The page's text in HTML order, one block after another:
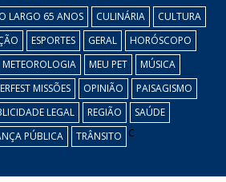
LARGO 65 ANOS CULINÁRIA
CULTURA
ESPORTES GERAL
HORÓSCOPO
METEOROLOGIA MEU PET
MÚSICA
MISSÕES OPINIÃO
PAISAGISMO
LEGAL REGIÃO
SAÚDE
PÚBLICA
TRÂNSITO c